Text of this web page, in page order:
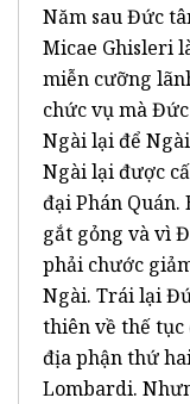
Năm sau Đức
Micae Ghisleri
miễn cưỡng
chức vụ mà
Ngài lại để
Ngài lại được
đại Phán
gắt gỏng và vì
phải chước
Ngài. Trái lại
thiên về thế
địa phận thứ
Lombardi.